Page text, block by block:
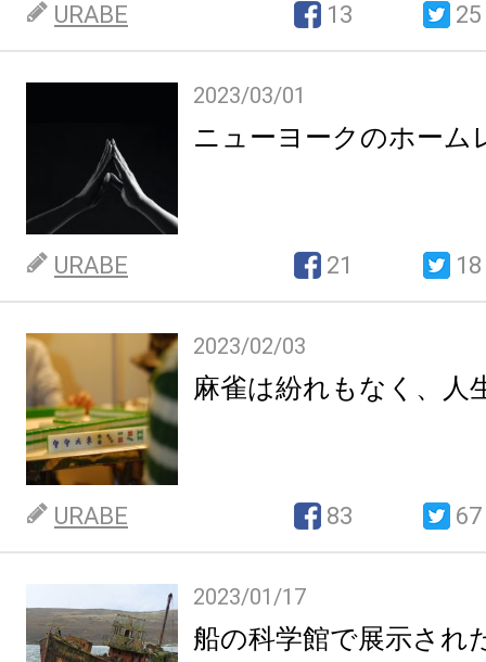
URABE 13 25
2023/03/01
ニューヨークのホーム
URABE 21 18
2023/02/03
麻雀は紛れもなく、人
URABE 83 67
2023/01/17
船の科学館で展示され